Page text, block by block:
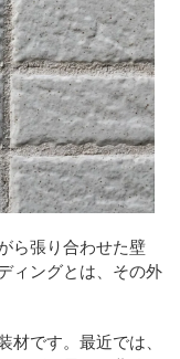
ら張り合わせた壁
ィングとは、その外
材です。最近では、